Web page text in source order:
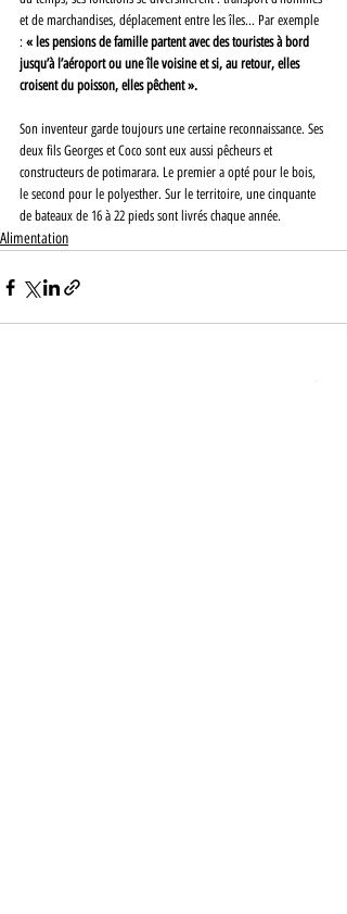
et de marchandises, déplacement entre les îles… Par exemple
: « les pensions de famille partent avec des touristes à bord
jusqu’à l’aéroport ou une île voisine et si, au retour, elles
croisent du poisson, elles pêchent ».
Son inventeur garde toujours une certaine reconnaissance. Ses
deux fils Georges et Coco sont eux aussi pêcheurs et
constructeurs de potimarara. Le premier a opté pour le bois,
le second pour le polyesther. Sur le territoire, une cinquante
de bateaux de 16 à 22 pieds sont livrés chaque année.
Alimentation
Voir tout